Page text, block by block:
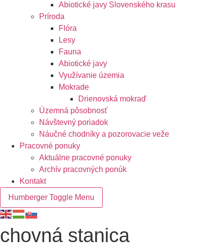
Abiotické javy Slovenského krasu
Príroda
Flóra
Lesy
Fauna
Abiotické javy
Využívanie územia
Mokrade
Drienovská mokraď
Územná pôsobnosť
Návštevný poriadok
Náučné chodníky a pozorovacie veže
Pracovné ponuky
Aktuálne pracovné ponuky
Archív pracovných ponúk
Kontakt
Humberger Toggle Menu
chovná stanica